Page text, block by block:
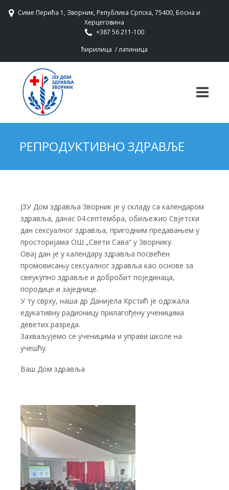
Симе Перића 1, Зворник, Република Српска, 75400, Босна и
Херцеговина
+387 56 211-100
ћирилица /латиница
РЕПРОДУКТИВНО ЗДРАВЉЕ
ЈЗУ Дом здравља Зворник је у складу са календаром
здравља, данас 04.септембра, обиљежио Свјетски
дан сексуалног здравља, пригодним предавањем у
просторијама ОШ „Свети Сава“ у Зворнику.
Овај дан је у календару здравља посвећен
промовисању сексуалног здравља као основе за
свеукупно здравље и добробит појединаца,
породице и заједнице.
У ту сврху, наша др Данијела Крстић је одржала
едукативну радионицу прилагођену ученицима
деветих разреда.
Захваљујемо се ученицима и управи школе на
учешћу.
Ваш Дом здравља